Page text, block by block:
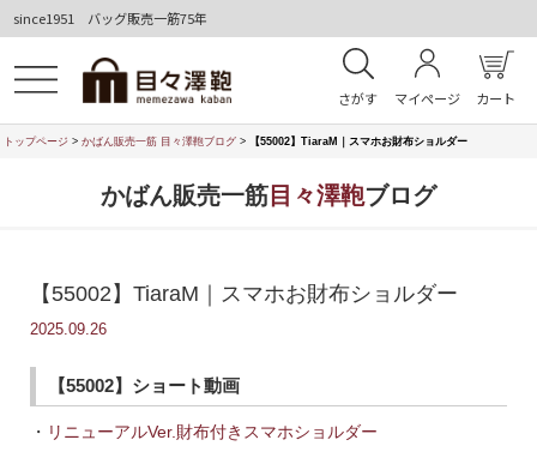
since1951 バッグ販売一筋75年
さがす マイページ カート
トップページ > かばん販売一筋 目々澤鞄ブログ > 【55002】TiaraM｜スマホお財布ショルダー
かばん販売一筋 目々澤鞄ブログ
【55002】TiaraM｜スマホお財布ショルダー
2025.09.26
【55002】ショート動画
・ リニューアルVer.財布付きスマホショルダー